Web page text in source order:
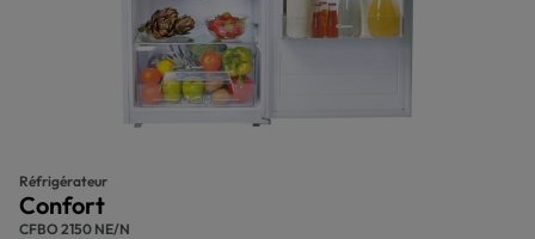
Réfrigérateur
Confort
CFBO 2150 NE/N